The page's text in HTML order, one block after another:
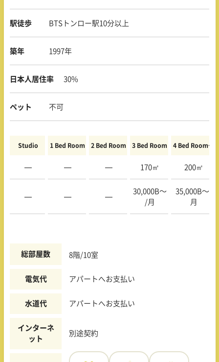
駅徒歩 BTSトンロー駅10分以上
築年 1997年
日本人居住率 30%
ペット 不可
Studio 1 Bed Room 2 Bed Room 3 Bed Room 4 Bed Room〜
— — — 170㎡ 200㎡
— — —
30,000B〜
/月
35,000B〜/
月
総部屋数 8階/10室
電気代 アパートへお支払い
水道代 アパートへお支払い
インターネ
ット
別途契約